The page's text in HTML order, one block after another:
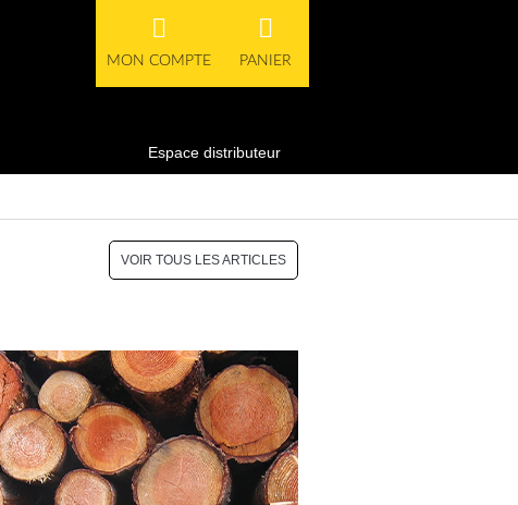
MON COMPTE PANIER
Espace distributeur
VOIR TOUS LES ARTICLES